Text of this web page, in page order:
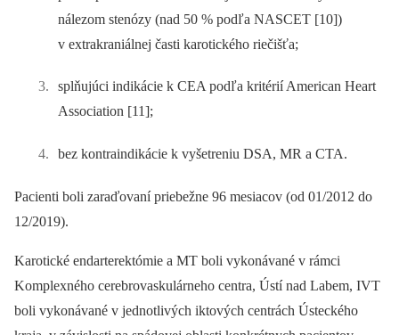
nálezom stenózy (nad 50 % podľa NASCET [10])
v extrakraniálnej časti karotického riečišťa;
splňujúci indikácie k CEA podľa kritérií American Heart
Association [11];
bez kontraindikácie k vyšetreniu DSA, MR a CTA.
Pacienti boli zaraďovaní priebežne 96 mesiacov (od 01/2012 do
12/2019).
Karotické endarterektómie a MT boli vykonávané v rámci
Komplexného cerebrovaskulárneho centra, Ústí nad Labem, IVT
boli vykonávané v jednotlivých iktových centrách Ústeckého